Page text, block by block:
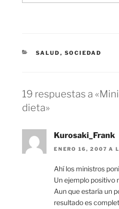
CATEGORÍAS
SALUD , SOCIEDAD
19 respuestas a
dieta»
Kurosaki_Frank
ENERO 16, 2007 A
Ahí los ministros
Un ejemplo positivo
Aun que estaría un
resultado es